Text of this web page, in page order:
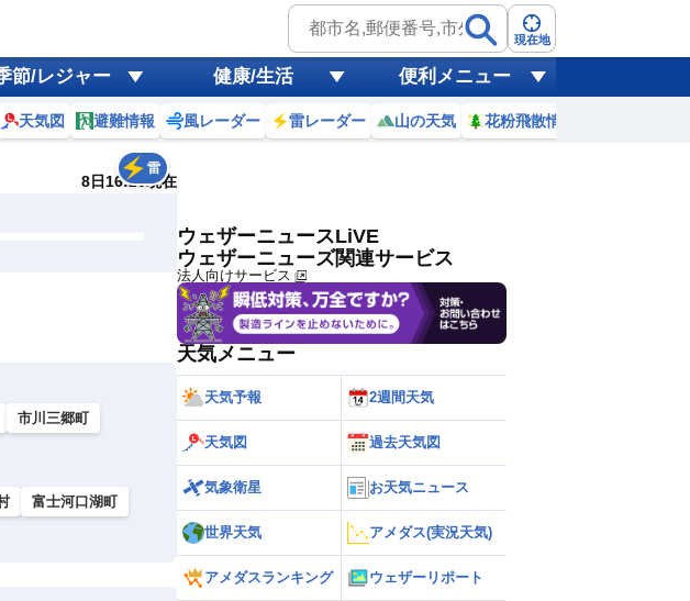
現在地
節/レジャー 健康/生活 便利メニュー
天気図 避難情報 風レーダー 雷レーダー 山の天気 花粉飛散情報
8日16:20現在
雷
風
黄砂
天気 台風
市川三郷町
富士河口湖町
ウェザーニュースLiVE
ウェザーニューズ関連サービス
法人向けサービス
天気メニュー
天気予報 2週間天気
天気図 過去天気図
気象衛星 お天気ニュース
世界天気 アメダス(実況天気)
アメダスランキング ウェザーリポート